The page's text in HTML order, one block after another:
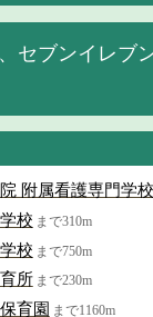
セブンイレブ
附属看護専門学校
校 まで310m
校 まで750m
所 まで230m
育園 まで1160m